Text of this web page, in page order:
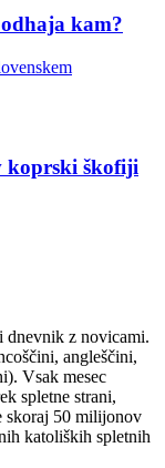
kam?
koprski škofiji
dnevnik z novicami.
angleščini,
Vsak mesec
spletne strani,
skoraj 50 milijonov
katoliških spletnih